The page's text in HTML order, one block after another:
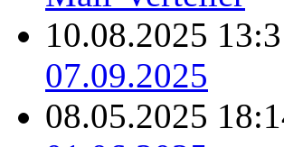
10.08.2025
07.09.2025
08.05.2025